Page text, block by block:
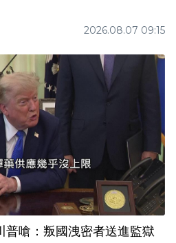
2026.08.07 09:15
普嗆：叛國洩密者送進監獄